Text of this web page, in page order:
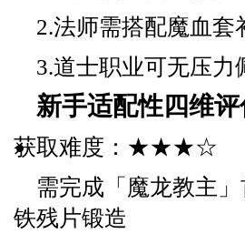
2.法师需搭配魔血套
3.道士职业可无压力
新手适配性四维
获取难度：★★★☆
需完成「魔龙教主
铁残片锻造